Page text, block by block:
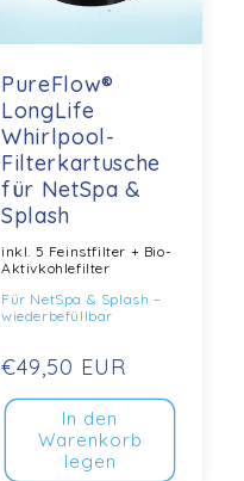
PureFlow®
LongLife
Whirlpool-
Filterkartusche
für NetSpa &
Splash
inkl. 5 Feinstfilter + Bio-
Aktivkohlefilter
Für NetSpa & Splash –
wiederbefüllbar
Normaler
Preis
€49,50 EUR
In den
Warenkorb
legen